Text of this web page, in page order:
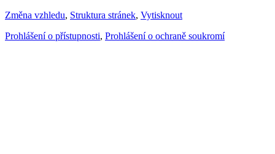
Změna vzhledu, Struktura stránek, Vytisknout
Prohlášení o přístupnosti, Prohlášení o ochraně soukromí